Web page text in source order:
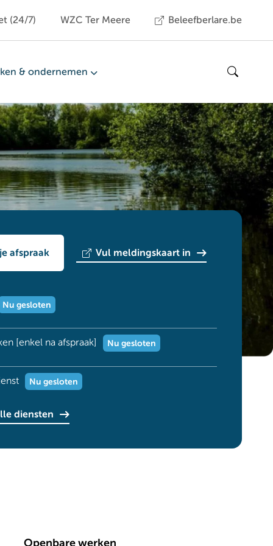
(24/7) WZC Ter Meere Beleefberlare.be
& ondernemen
Zoeken
afspraak Vul meldingskaart in
Nu gesloten
slot
[enkel na afspraak] Nu gesloten
slot
Nu gesloten
diensten
Openbare werken